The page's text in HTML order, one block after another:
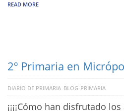
READ MORE
2º Primaria en
DIARIO DE PRIMARIA BLOG-PRIMARIA
¡¡¡¡Cómo han disfrutado